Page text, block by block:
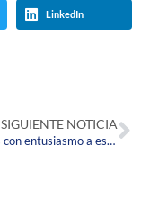
LinkedIn
SIGUIENTE NOTICIA
Recibimos con entusiasmo a estudiantes de Medicina de la Universidad Católica del Maule, Chile